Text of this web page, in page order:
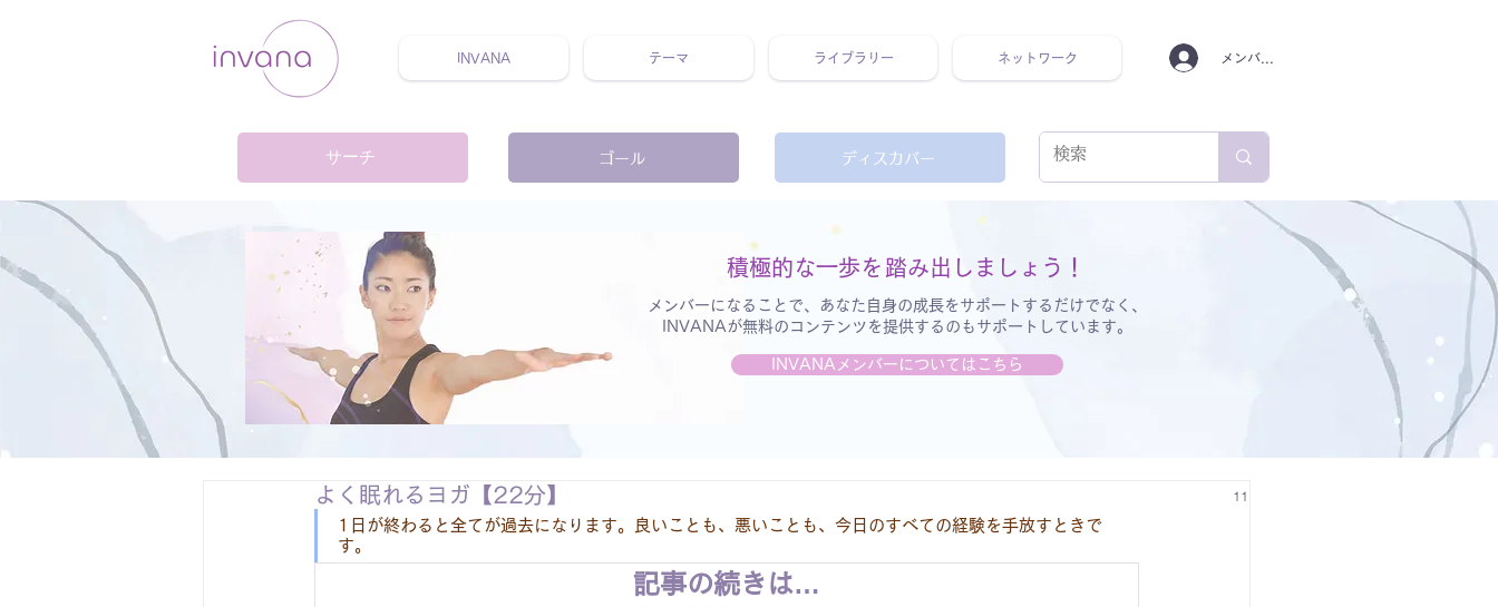
INVANA テーマ ライブラリー ネットワーク メンバーログイン
サーチ ゴール ディスカバー
積極的な一歩を
メンバーになることで、あなた自身の成長をサポートするだけでなく、
INVANAが無料のコンテンツを提供するのもサポートしています。
INVANAメンバーについてはこちら
踏み出しましょう！
よく眠れるヨガ【22分】
1日が終わると全てが過去になります。良いことも、悪いことも、今日のすべての経験を手放すときで
す。
記事の続きは…
11